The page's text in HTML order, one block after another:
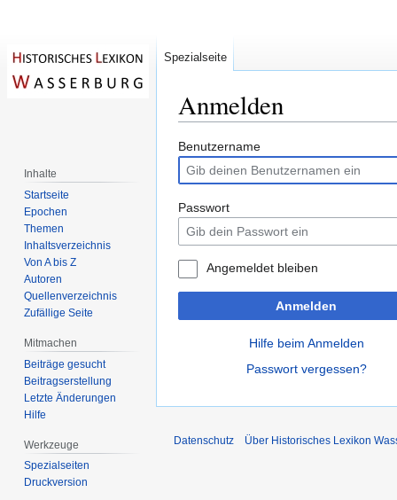
Anmelden
Zur
Navigation
springen
Zur
Suche
springen
Benutzername
Passwort
Angemeldet bleiben
Anmelden
Hilfe beim Anmelden
Passwort vergessen?
Spezialseite
Inhalte
Startseite
Epochen
Themen
Inhaltsverzeichnis
Von A bis Z
Autoren
Quellenverzeichnis
Zufällige Seite
Mitmachen
Beiträge gesucht
Beitragserstellung
Letzte Änderungen
Hilfe
Werkzeuge
Spezialseiten
Druckversion
Datenschutz Über Historisches Lexikon